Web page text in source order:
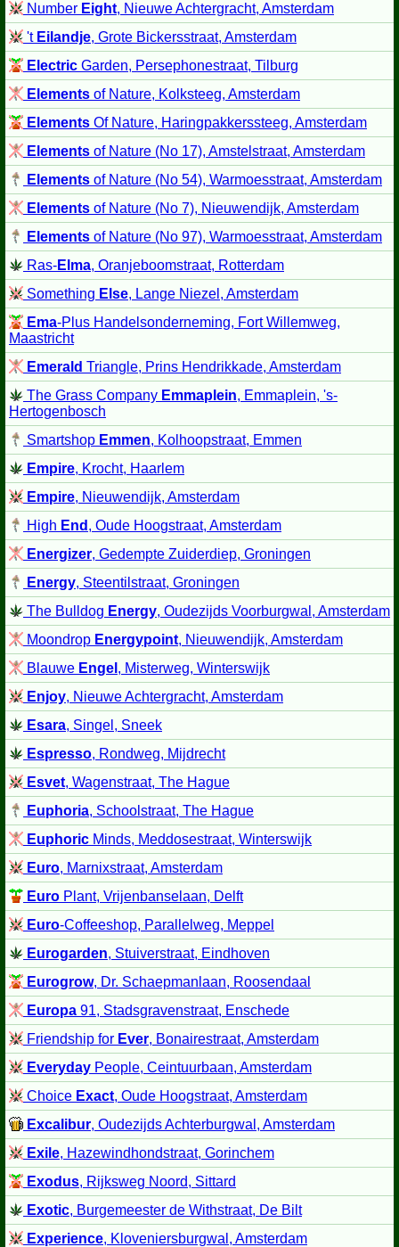
Number Eight, Nieuwe Achtergracht, Amsterdam
't Eilandje, Grote Bickersstraat, Amsterdam
Electric Garden, Persephonestraat, Tilburg
Elements of Nature, Kolksteeg, Amsterdam
Elements Of Nature, Haringpakkerssteeg, Amsterdam
Elements of Nature (No 17), Amstelstraat, Amsterdam
Elements of Nature (No 54), Warmoesstraat, Amsterdam
Elements of Nature (No 7), Nieuwendijk, Amsterdam
Elements of Nature (No 97), Warmoesstraat, Amsterdam
Ras-Elma, Oranjeboomstraat, Rotterdam
Something Else, Lange Niezel, Amsterdam
Ema-Plus Handelsonderneming, Fort Willemweg,
Maastricht
Emerald Triangle, Prins Hendrikkade, Amsterdam
The Grass Company Emmaplein, Emmaplein, 's-
Hertogenbosch
Smartshop Emmen, Kolhoopstraat, Emmen
Empire, Krocht, Haarlem
Empire, Nieuwendijk, Amsterdam
High End , Oude Hoogstraat, Amsterdam
Energizer, Gedempte Zuiderdiep, Groningen
Energy, Steentilstraat, Groningen
The Bulldog Energy, Oudezijds Voorburgwal, Amsterdam
Moondrop Energypoint, Nieuwendijk, Amsterdam
Blauwe Engel , Misterweg, Winterswijk
Enjoy, Nieuwe Achtergracht, Amsterdam
Esara, Singel, Sneek
Espresso, Rondweg, Mijdrecht
Esvet, Wagenstraat, The Hague
Euphoria, Schoolstraat, The Hague
Euphoric Minds, Meddosestraat, Winterswijk
Euro, Marnixstraat, Amsterdam
Euro Plant, Vrijenbanselaan, Delft
Euro-Coffeeshop, Parallelweg, Meppel
Eurogarden, Stuiverstraat, Eindhoven
Eurogrow, Dr. Schaepmanlaan, Roosendaal
Europa 91, Stadsgravenstraat, Enschede
Friendship for Ever, Bonairestraat, Amsterdam
Everyday People, Ceintuurbaan, Amsterdam
Choice Exact, Oude Hoogstraat, Amsterdam
Excalibur, Oudezijds Achterburgwal, Amsterdam
Exile, Hazewindhondstraat, Gorinchem
Exodus, Rijksweg Noord, Sittard
Exotic, Burgemeester de Withstraat, De Bilt
Experience, Kloveniersburgwal, Amsterdam